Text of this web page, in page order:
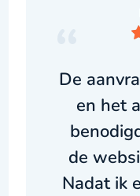
De
en het
de
Nadat ik